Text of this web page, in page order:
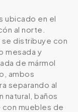
ubicado en el
al norte.
distribuye con
mesada y
de mármol
ambos
separando al
natural, baños
muebles de